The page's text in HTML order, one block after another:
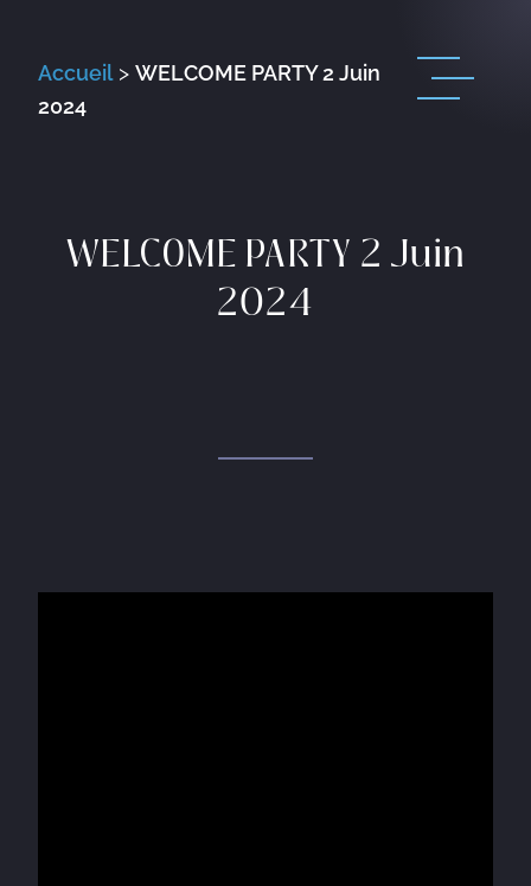
Accueil> WELCOME PARTY 2 Juin
2024
WELCOME PARTY 2 Juin
2024